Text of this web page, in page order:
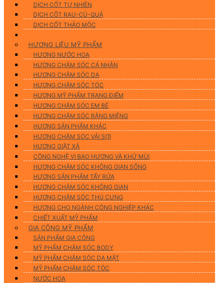
DỊCH CỐT TỰ NHIÊN
DỊCH CỐT RAU-CỦ-QUẢ
DỊCH CỐT THẢO MỘC
HƯƠNG LIỆU MỸ PHẨM
HƯƠNG NƯỚC HOA
HƯƠNG CHĂM SÓC CÁ NHÂN
HƯƠNG CHĂM SÓC DA
HƯƠNG CHĂM SÓC TÓC
HƯƠNG MỸ PHẨM TRANG ĐIỂM
HƯƠNG CHĂM SÓC EM BÉ
HƯƠNG CHĂM SÓC RĂNG MIỆNG
HƯƠNG SẢN PHẨM KHÁC
HƯƠNG CHĂM SÓC VẢI SỢI
HƯƠNG GIẶT XẢ
CÔNG NGHỆ VI BAO HƯƠNG VÀ KHỬ MÙI
HƯƠNG CHĂM SÓC KHÔNG GIAN SỐNG
HƯƠNG SẢN PHẨM TẨY RỬA
HƯƠNG CHĂM SÓC KHÔNG GIAN
HƯƠNG CHĂM SÓC THÚ CƯNG
HƯƠNG CHO NGÀNH CÔNG NGHIỆP KHÁC
CHIẾT XUẤT MỸ PHẨM
GIA CÔNG MỸ PHẨM
SẢN PHẨM GIA CÔNG
MỸ PHẨM CHĂM SÓC BODY
MỸ PHẨM CHĂM SÓC DA MẶT
MỸ PHẨM CHĂM SÓC TÓC
NƯỚC HOA